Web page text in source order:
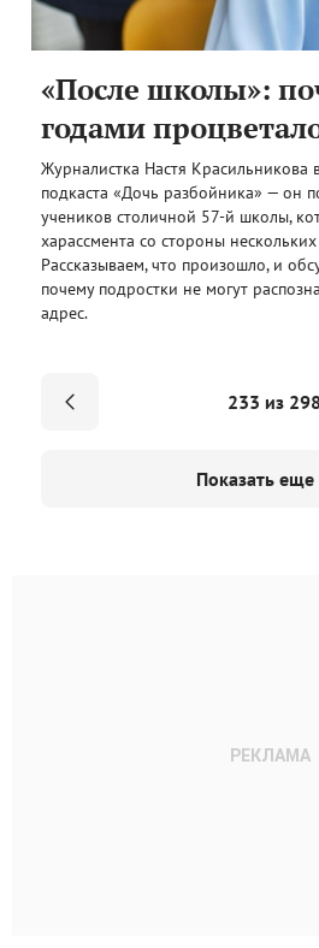
«После школы»:
годами
Журналистка Настя Красильникова
подкаста «Дочь разбойника» — он
учеников столичной 57-й школы,
харассмента со стороны
Рассказываем, что произошло, и
почему подростки не могут
адрес.
233 из 298
Показать еще